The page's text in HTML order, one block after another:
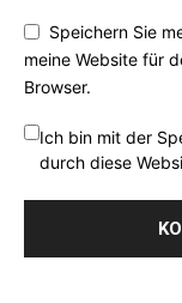
Speichern Sie
meine Website für
Browser.
Ich bin mit der
durch diese